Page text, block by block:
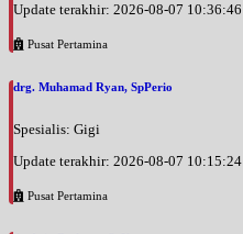
Update terakhir: 2026-08-07 10:36:46
Pusat Pertamina
drg. Muhamad Ryan, SpPerio
Spesialis: Gigi
Update terakhir: 2026-08-07 10:15:24
Pusat Pertamina